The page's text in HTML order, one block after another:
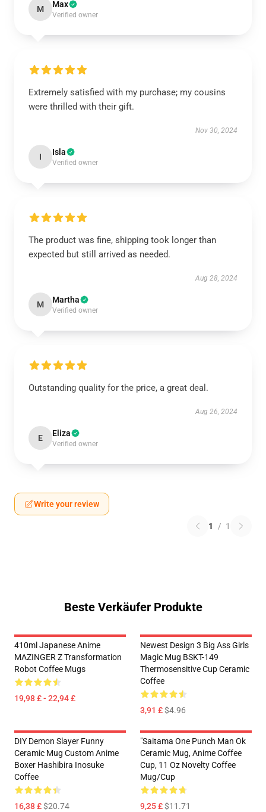
M Max
Verified owner
Extremely satisfied with my purchase; my cousins
were thrilled with their gift.
Nov 30, 2024
I Isla
Verified owner
The product was fine, shipping took longer than
expected but still arrived as needed.
Aug 28, 2024
M Martha
Verified owner
Outstanding quality for the price, a great deal.
Aug 26, 2024
E Eliza
Verified owner
Write your review
1 / 1
Beste Verkäufer Produkte
410ml Japanese Anime
MAZINGER Z Transformation
Robot Coffee Mugs
19,98 £ - 22,94 £
Newest Design 3 Big Ass Girls
Magic Mug BSKT-149
Thermosensitive Cup Ceramic
Coffee
3,91 £$4.96
DIY Demon Slayer Funny
Ceramic Mug Custom Anime
Boxer Hashibira Inosuke
Coffee
16,38 £$20.74
"Saitama One Punch Man Ok
Ceramic Mug, Anime Coffee
Cup, 11 Oz Novelty Coffee
Mug/Cup
9,25 £$11.71